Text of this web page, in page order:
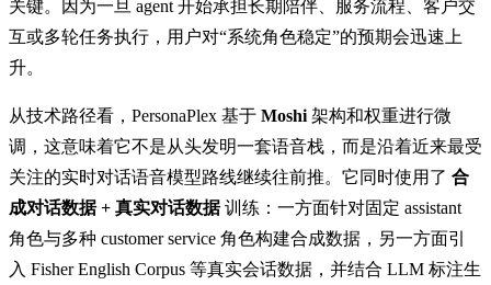
关键。因为一旦 agent 开始承担长期陪伴、服务流程、客户交
互或多轮任务执行，用户对“系统角色稳定”的预期会迅速上
升。
从技术路径看，PersonaPlex 基于 Moshi 架构和权重进行微
调，这意味着它不是从头发明一套语音栈，而是沿着近来最受
关注的实时对话语音模型路线继续往前推。它同时使用了 合
成对话数据 + 真实对话数据训练：一方面针对固定 assistant
角色与多种 customer service 角色构建合成数据，另一方面引
入 Fisher English Corpus 等真实会话数据，并结合 LLM 标注生